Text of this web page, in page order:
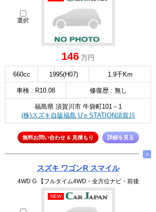
選択
146 万円
660cc 1995(H07) 1.9千Km
車検 : R10.08 修復歴 : 無し
福島県 須賀川市 牛袋町101－1
(株)スズキ自販福島 U’s STATION須賀川
無料お問い合わせ & 見積もり 詳細を見る
∧
スズキ ワゴンR スマイル
4WD G 【フルタイム4WD・全方位ナビ・前後
NEW